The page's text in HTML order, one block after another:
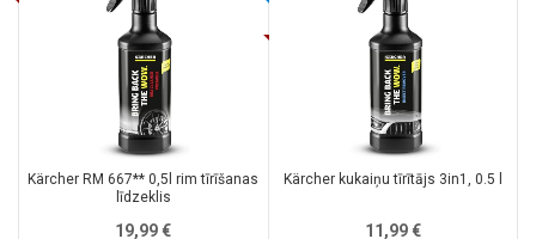
Kärcher RM 667** 0,5l rim tīrīšanas
līdzeklis
19,99€
Kärcher kukaiņu tīrītājs 3in1, 0.5 l
11,99€